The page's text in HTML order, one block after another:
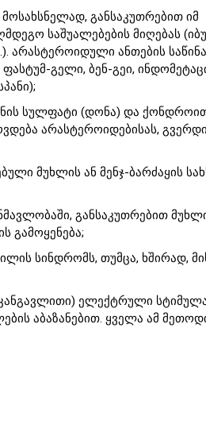
განსაკუთრებით იმ
საშუალებების მიღებას
არასტეროიდული ანთების
გელი, ბენ-გეი,
სულფატი (დონა) და
არასტეროიდებისას,
მუხლის ან მენჯ-ბარძაყის
განსაკუთრებით
გამოყენება;
სინდრომს, თუმცა, ხშირად,
ელექტრული
აბაზანებით. ყველა ამ